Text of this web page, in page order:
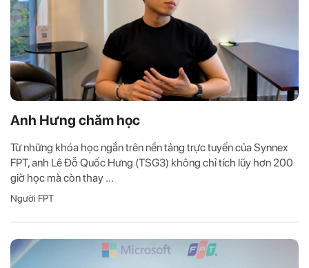
Anh Hưng chăm học
Từ những khóa học ngắn trên nền tảng trực tuyến của Synnex
FPT, anh Lê Đỗ Quốc Hưng (TSG3) không chỉ tích lũy hơn 200
giờ học mà còn thay ...
Người FPT